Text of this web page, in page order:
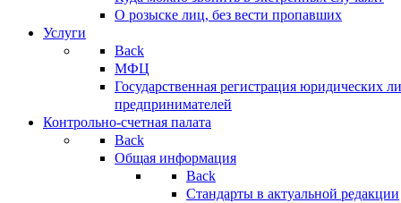
О розыске лиц, без вести пропавших
Услуги
Back
МФЦ
Государственная регистрация юридических
предпринимателей
Контрольно-счетная палата
Back
Общая информация
Back
Стандарты в актуальной редакции